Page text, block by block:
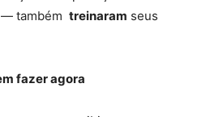
também treinaram seus
fazer agora